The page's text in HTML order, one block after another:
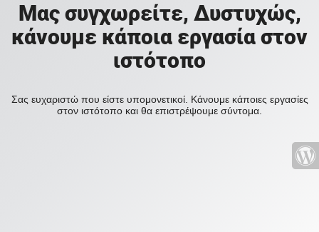
Μας συγχωρείτε, Δυστυχώς,
κάνουμε κάποια εργασία στον
ιστότοπο
Σας ευχαριστώ που είστε υπομονετικοί. Κάνουμε κάποιες εργασίες
στον ιστότοπο και θα επιστρέψουμε σύντομα.